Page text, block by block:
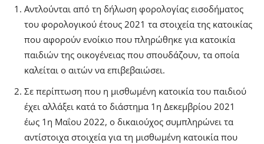
Αντλούνται από τη δήλωση φορολογίας εισοδήματος
του φορολογικού έτους 2021 τα στοιχεία της κατοικίας
που αφορούν ενοίκιο που πληρώθηκε για κατοικία
παιδιών της οικογένειας που σπουδάζουν, τα οποία
καλείται ο αιτών να επιβεβαιώσει.
Σε περίπτωση που η μισθωμένη κατοικία του παιδιού
έχει αλλάξει κατά το διάστημα 1η Δεκεμβρίου 2021
έως 1η Μαΐου 2022, ο δικαιούχος συμπληρώνει τα
αντίστοιχα στοιχεία για τη μισθωμένη κατοικία που